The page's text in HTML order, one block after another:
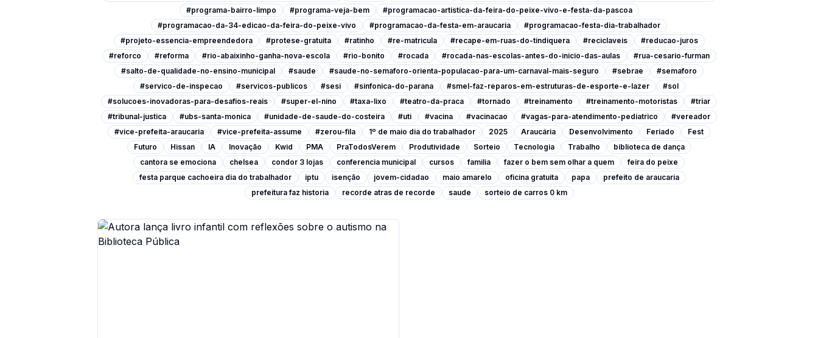
#programa-bairro-limpo
#programa-veja-bem
#programacao-artistica-da-feira-do-peixe-vivo-e-festa-da-pascoa
#programacao-da-34-edicao-da-feira-do-peixe-vivo
#programacao-da-festa-em-araucaria
#programacao-festa-dia-trabalhador
#projeto-essencia-empreendedora
#protese-gratuita #ratinho #re-matricula #recape-em-ruas-do-tindiquera #reciclaveis
#reducao-juros
#reforco
#reforma #rio-abaixinho-ganha-nova-escola #rio-bonito #rocada #rocada-nas-escolas-antes-do-inicio-das-aulas
#rua-cesario-furman
#salto-de-qualidade-no-ensino-municipal
#saude #saude-no-semaforo-orienta-populacao-para-um-carnaval-mais-seguro #sebrae
#semaforo
#servico-de-inspecao
#servicos-publicos #sesi #sinfonica-do-parana #smel-faz-reparos-em-estruturas-de-esporte-e-lazer
#sol
#solucoes-inovadoras-para-desafios-reais
#super-el-nino #taxa-lixo #teatro-da-praca #tornado #treinamento #treinamento-motoristas
#triar
#tribunal-justica
#ubs-santa-monica #unidade-de-saude-do-costeira #uti #vacina #vacinacao #vagas-para-atendimento-pediatrico
#vereador
#vice-prefeita-araucaria
#vice-prefeita-assume #zerou-fila 1º de maio dia do trabalhador 2025 Araucária Desenvolvimento Feriado
Fest
Futuro
Hissan IA Inovação Kwid PMA PraTodosVerem Produtividade Sorteio Tecnologia Trabalho
biblioteca de dança
cantora se emociona
chelsea condor 3 lojas conferencia municipal cursos familia fazer o bem sem olhar a quem
feira do peixe
festa parque cachoeira dia do trabalhador
iptu isenção jovem-cidadao maio amarelo oficina gratuita papa
prefeito de araucaria
prefeitura faz historia
recorde atras de recorde saude sorteio de carros 0 km